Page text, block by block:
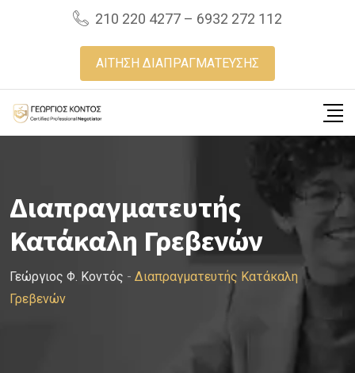
210 220 4277 – 6932 272 112
ΑΙΤΗΣΗ ΔΙΑΠΡΑΓΜΑΤΕΥΣΗΣ
Διαπραγματευτής
Κατάκαλη Γρεβενών
Γεώργιος Φ. Κοντός - Διαπραγματευτής Κατάκαλη
Γρεβενών